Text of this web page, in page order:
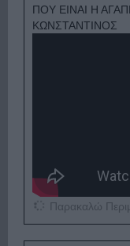
ΠΟΥ ΕΙΝΑΙ Η
ΚΩΝΣΤΑΝΤΙΝΟΣ
Παρακαλώ